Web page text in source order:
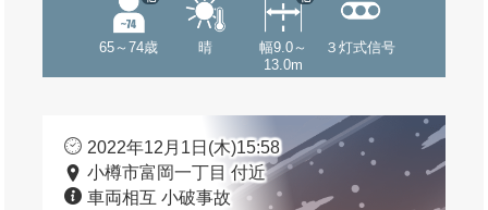
65～74歳 晴
幅9.0～
13.0m
３灯式信号
2022年12月1日(木)15:58
小樽市富岡一丁目 付近
車両相互 小破事故